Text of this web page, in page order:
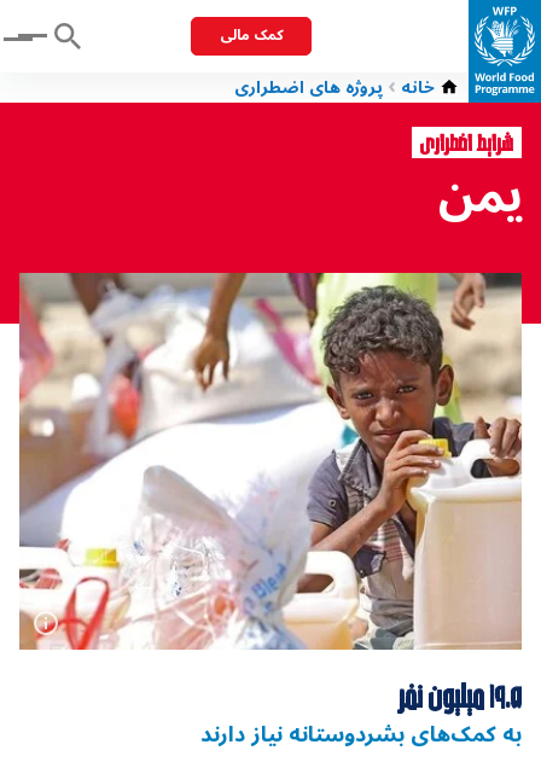
کمک مالی Menu
خانه پروژه های اضطراری
شرایط اضطراری
یمن
۱۹.۵ میلیون نفر
به کمک‌های بشردوستانه نیاز دارند